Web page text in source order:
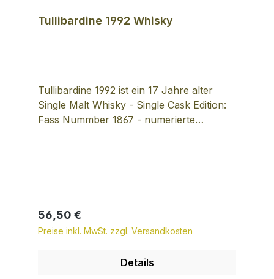
Tullibardine 1992 Whisky
Tullibardine 1992 ist ein 17 Jahre alter
Single Malt Whisky - Single Cask Edition:
Fass Nummber 1867 - numerierte
Regulärer Preis:
56,50 €
Preise inkl. MwSt. zzgl. Versandkosten
Details